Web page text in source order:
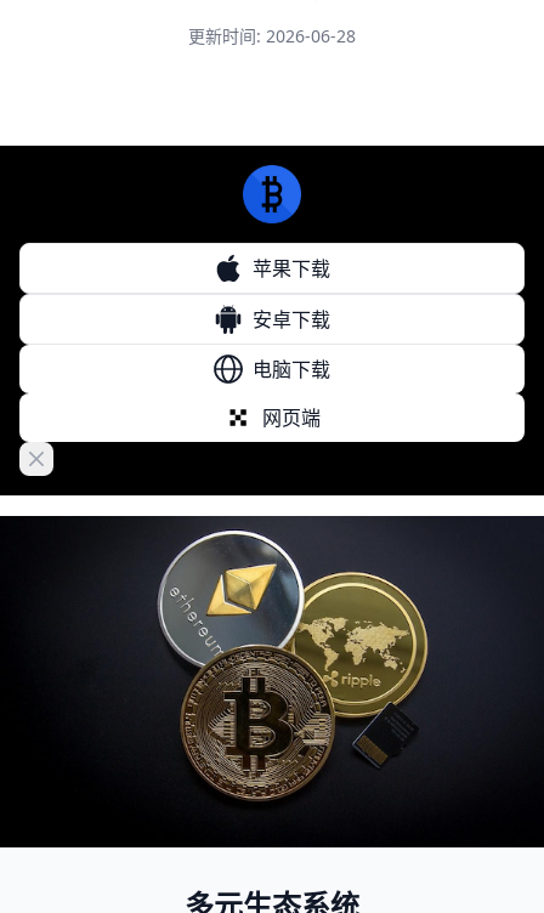
更新时间: 2026-06-28
苹果下载
安卓下载
电脑下载
网页端
Close banner
多元生态系统